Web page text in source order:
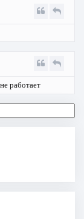
работает